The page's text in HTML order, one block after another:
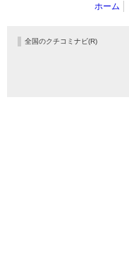
ホーム
全国のクチコミナビ(R)